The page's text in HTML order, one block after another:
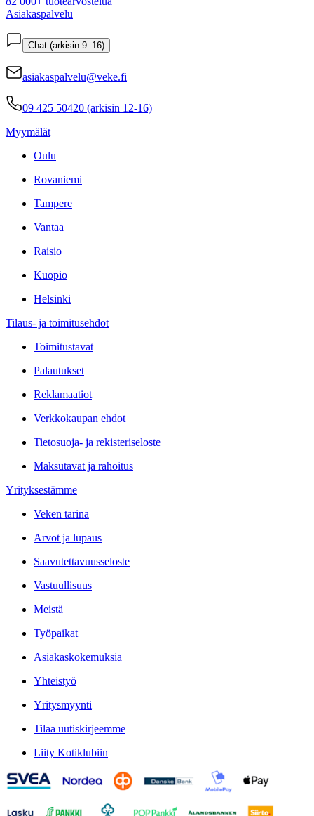
Asiakaspalvelu
Chat (arkisin 9–16)
asiakaspalvelu@veke.fi
09 425 50420 (arkisin 12-16)
Myymälät
Oulu
Rovaniemi
Tampere
Vantaa
Raisio
Kuopio
Helsinki
Tilaus- ja toimitusehdot
Toimitustavat
Palautukset
Reklamaatiot
Verkkokaupan ehdot
Tietosuoja- ja rekisteriseloste
Maksutavat ja rahoitus
Yrityksestämme
Veken tarina
Arvot ja lupaus
Saavutettavuusseloste
Vastuullisuus
Meistä
Työpaikat
Asiakaskokemuksia
Yhteistyö
Yritysmyynti
Tilaa uutiskirjeemme
Liity Kotiklubiin